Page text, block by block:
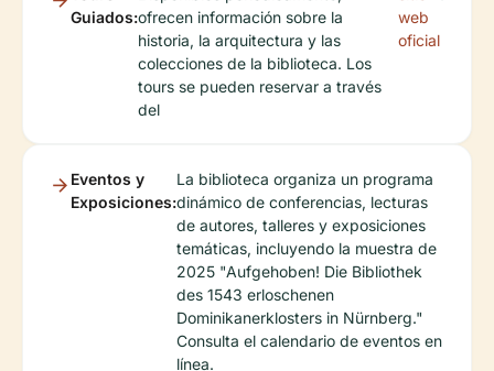
Guiados:ofrecen información sobre la
historia, la arquitectura y las
colecciones de la biblioteca. Los
tours se pueden reservar a través
del
web
oficial
Eventos y
Exposiciones:
La biblioteca organiza un programa
dinámico de conferencias, lecturas
de autores, talleres y exposiciones
temáticas, incluyendo la muestra de
2025 "Aufgehoben! Die Bibliothek
des 1543 erloschenen
Dominikanerklosters in Nürnberg."
Consulta el calendario de eventos en
línea.